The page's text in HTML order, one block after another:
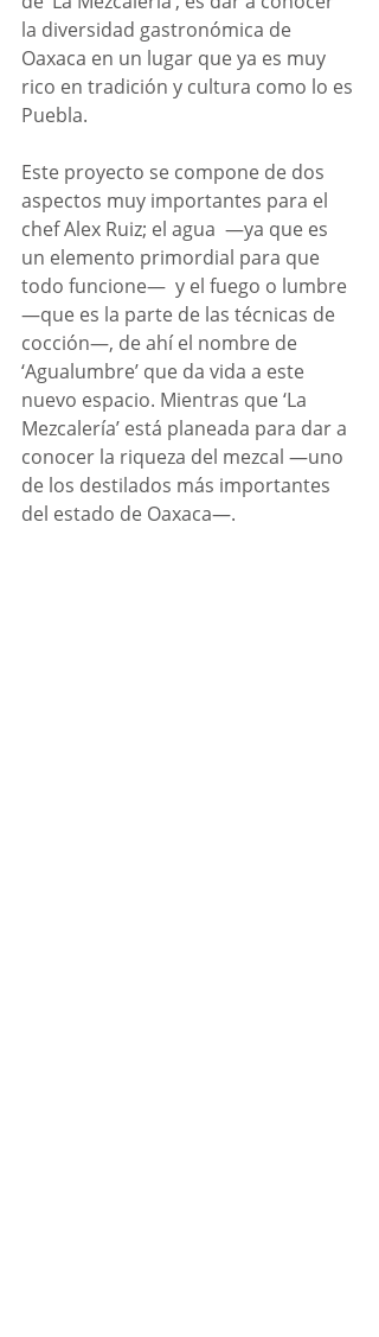
la diversidad gastronómica de
Oaxaca en un lugar que ya es muy
rico en tradición y cultura como lo es
Puebla.
Este proyecto se compone de dos
aspectos muy importantes para el
chef Alex Ruiz; el agua  —ya que es
un elemento primordial para que
todo funcione—  y el fuego o lumbre
—que es la parte de las técnicas de
cocción—, de ahí el nombre de
‘Agualumbre’ que da vida a este
nuevo espacio. Mientras que ‘La
Mezcalería’ está planeada para dar a
conocer la riqueza del mezcal —uno
de los destilados más importantes
del estado de Oaxaca—.